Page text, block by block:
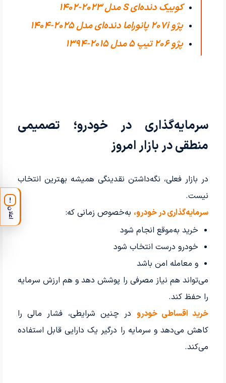
کوییک دنده‌ای S مدل 2023-1402
پژو 207i پانوراما دنده‌ای مدل 2025-1404
پژو 206 تیپ ۵ مدل 2015-1394
سرمایه‌گذاری در خودرو؛ تصمیمی
منطقی در بازار امروز
در بازار فعلی، نگه‌داشتن نقدینگی همیشه بهترین انتخاب
نیست.
سرمایه‌گذاری در خودرو، به‌خصوص زمانی که:
خرید به‌موقع انجام شود
خودرو درست انتخاب شود
و معامله امن باشد
می‌تواند هم نیاز مصرفی را پوشش دهد و هم ارزش سرمایه
را حفظ کند.
خرید اقساطی خودرو در چنین شرایطی، فشار مالی را
کاهش می‌دهد و سرمایه را درگیر یک دارایی قابل استفاده
می‌کند.
!
اعلان